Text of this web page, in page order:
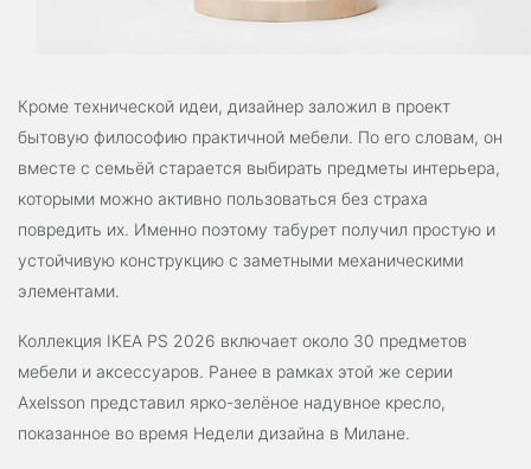
Кроме технической идеи, дизайнер заложил в проект
бытовую философию практичной мебели. По его словам, он
вместе с семьёй старается выбирать предметы интерьера,
которыми можно активно пользоваться без страха
повредить их. Именно поэтому табурет получил простую и
устойчивую конструкцию с заметными механическими
элементами.
Коллекция IKEA PS 2026 включает около 30 предметов
мебели и аксессуаров. Ранее в рамках этой же серии
Axelsson представил ярко-зелёное надувное кресло,
показанное во время Недели дизайна в Милане.